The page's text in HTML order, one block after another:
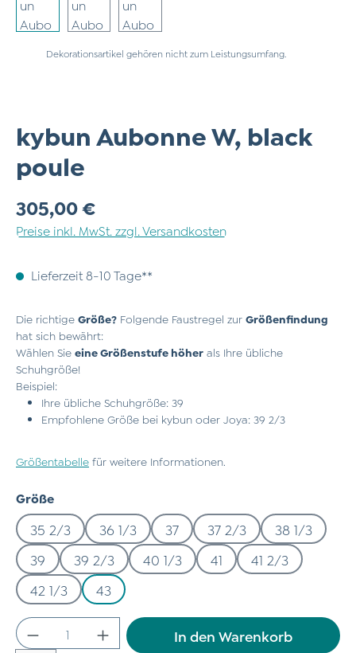
Dekorationsartikel gehören nicht zum Leistungsumfang.
kybun Aubonne W, black
poule
Regulärer Preis:
305,00 €
Preise inkl. MwSt. zzgl. Versandkosten
Lieferzeit 8-10 Tage**
Die richtige Größe? Folgende Faustregel zur Größenfindung
hat sich bewährt:
Wählen Sie eine Größenstufe höher als Ihre übliche
Schuhgröße!
Beispiel:
Ihre übliche Schuhgröße: 39
Empfohlene Größe bei kybun oder Joya: 39 2/3
Größentabelle für weitere Informationen.
Größeauswählen
35 2/3 36 1/3 37 37 2/3
38 1/3
39
39 2/3 40 1/3 41
41 2/3
42 1/3
43
Produkt Anzahl: Gib den gewünschten
In den Warenkorb